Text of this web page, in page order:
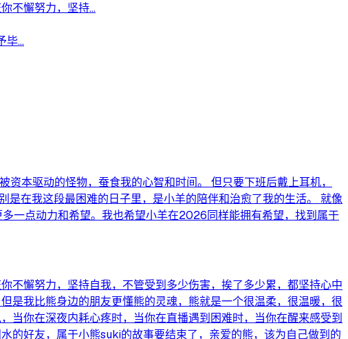
不懈努力，坚持...
毕...
本驱动的怪物，蚕食我的心智和时间。 但只要下班后戴上耳机，
是在我这段最困难的日子里，是小羊的陪伴和治愈了我的生活。 就像
一点动力和希望。我也希望小羊在2026同样能拥有希望，找到属于
不懈努力，坚持自我，不管受到多少伤害，挨了多少累，都坚持心中
是我比熊身边的朋友更懂熊的灵魂，熊就是一个很温柔，很温暖，很
当你在深夜内耗心疼时，当你在直播遇到困难时，当你在醒来感受到
的好友，属于小熊suki的故事要结束了，亲爱的熊，该为自己做到的